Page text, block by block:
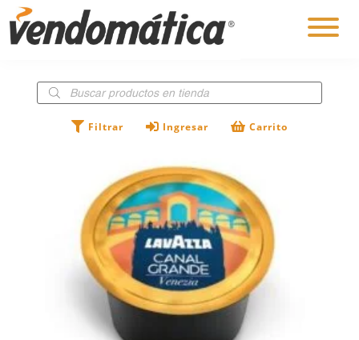
Búsqueda
productos
Filtrar Ingresar Carrito